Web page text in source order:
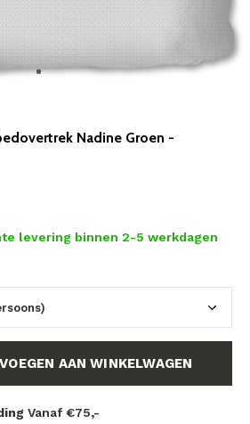
Nadine Groen -
levering binnen 2-5 werkdagen
AAN WINKELWAGEN
Vanaf €75,-